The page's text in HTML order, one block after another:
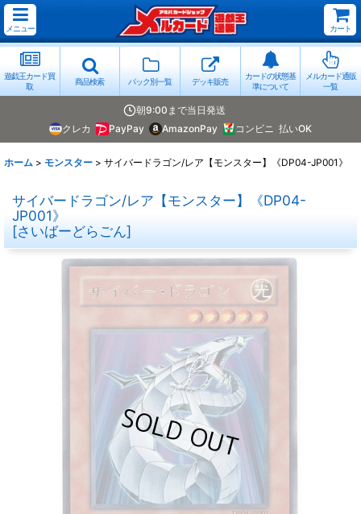
メニュー カート
遊戯王カード買
取
商品検索 パック別一覧 デッキ販売
カードの状態基
準について
メルカード通販
一覧
朝9:00まで当日発送
クレカ
PayPay AmazonPay コンビニ 払いOK
ホーム > モンスター > サイバードラゴン/レア【モンスター】《DP04-JP001》
サイバードラゴン/レア【モンスター】《DP04-
JP001》
[さいばーどらごん]